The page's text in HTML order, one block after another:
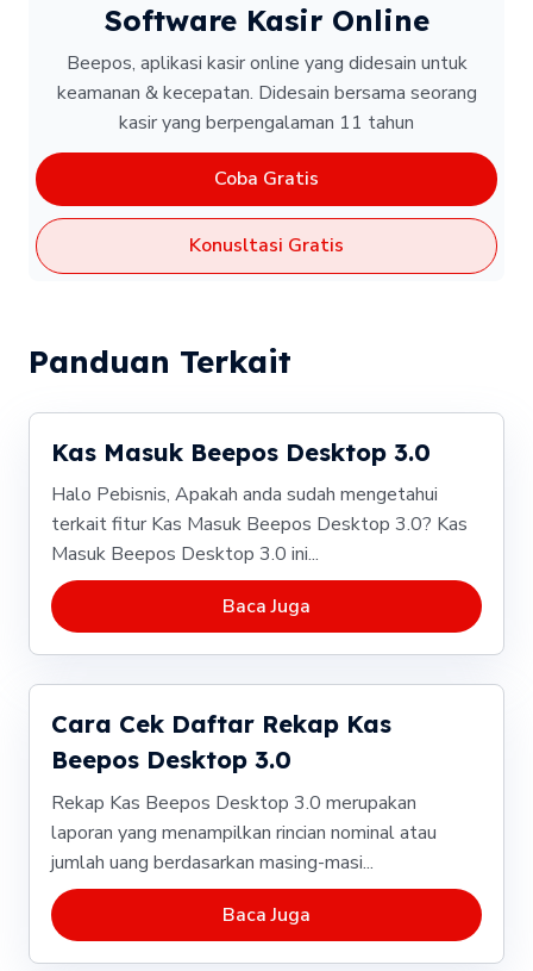
Software Kasir Online
Beepos, aplikasi kasir online yang didesain untuk
keamanan & kecepatan. Didesain bersama seorang
kasir yang berpengalaman 11 tahun
Coba Gratis
Konusltasi Gratis
Panduan Terkait
Kas Masuk Beepos Desktop 3.0
Halo Pebisnis, Apakah anda sudah mengetahui
terkait fitur Kas Masuk Beepos Desktop 3.0? Kas
Masuk Beepos Desktop 3.0 ini...
Baca Juga
Cara Cek Daftar Rekap Kas
Beepos Desktop 3.0
Rekap Kas Beepos Desktop 3.0 merupakan
laporan yang menampilkan rincian nominal atau
jumlah uang berdasarkan masing-masi...
Baca Juga